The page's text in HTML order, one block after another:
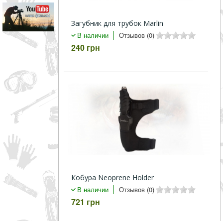
Загубник для трубок Marlin
В наличии
Отзывов (0)
240 грн
Кобура Neoprene Holder
В наличии
Отзывов (0)
721 грн